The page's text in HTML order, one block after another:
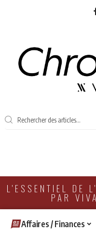
L'ESSENTIEL DE
PAR
Affaires / Finances